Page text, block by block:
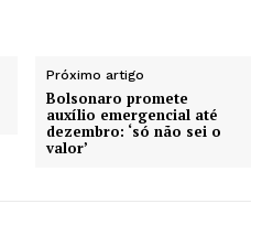
Próximo artigo
Bolsonaro promete
auxílio emergencial até
dezembro: ‘só não sei o
valor’